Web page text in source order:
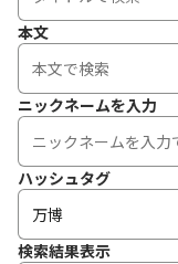
本文
ニックネームを入力
ハッシュタグ
検索結果表示